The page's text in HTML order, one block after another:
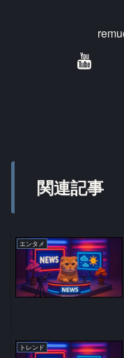
関連記事
エンタメ
トレンド